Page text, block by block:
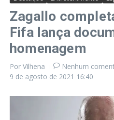
Zagallo
Fifa lança
homenagem
Por Vilhena
Nenhum
9 de agosto de 2021 16:40